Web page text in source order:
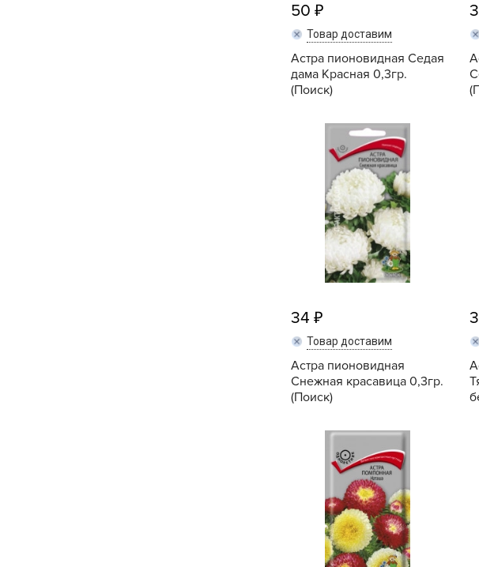
50
Товар доставим
Астра пионовидная Седая
дама Красная 0,3гр.
(Поиск)
Купить
34
Товар доставим
Астра пионовидная
Снежная красавица 0,3гр.
(Поиск)
Купить